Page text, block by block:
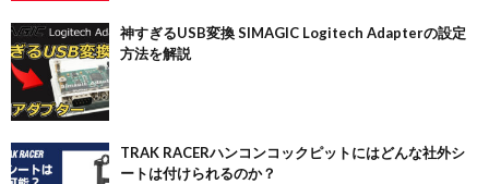
神すぎるUSB変換 SIMAGIC Logitech Adapterの設定
方法を解説
TRAK RACERハンコンコックピットにはどんな社外シ
ートは付けられるのか？